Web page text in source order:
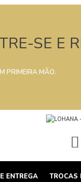
SE E
PRIMEIRA MÃO.
ENTREGA TROCAS